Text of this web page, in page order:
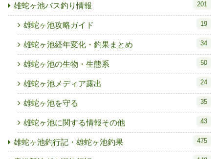
雄蛇ヶ池バス釣り情報 201
雄蛇ヶ池攻略ガイド 19
雄蛇ヶ池経年変化・釣果まとめ 34
雄蛇ヶ池の生物・生態系 50
雄蛇ヶ池メディア露出 24
雄蛇ヶ池を守る 35
雄蛇ヶ池に関する情報その他 43
雄蛇ヶ池釣行記・雄蛇ヶ池釣果 475